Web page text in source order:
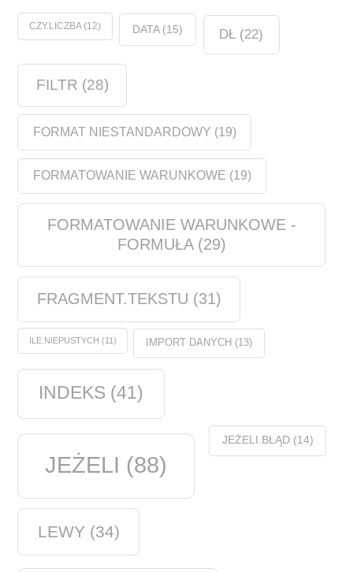
CZY.LICZBA(12) DATA(15) DŁ (22)
FILTR (28)
FORMAT NIESTANDARDOWY (19)
FORMATOWANIE WARUNKOWE (19)
FORMATOWANIE WARUNKOWE -
FORMUŁA(29)
FRAGMENT.TEKSTU (31)
ILE.NIEPUSTYCH (11) IMPORT DANYCH (13)
INDEKS (41)
JEŻELI (88)
JEŻELI.BŁĄD(14)
LEWY (34)